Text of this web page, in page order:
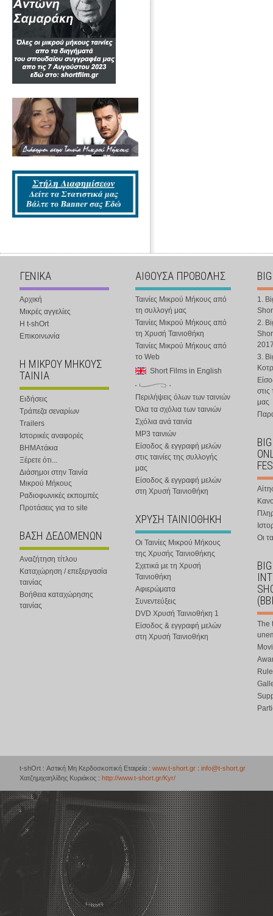
ΓΕΝΙΚΑ
Αρχική
Μικρές αγγελίες
Η t-shOrt
Επικοινωνία
Η ΜΙΚΡΟΥ ΜΗΚΟΥΣ
ΤΑΙΝΙΑ
Ειδήσεις
Τράπεζα σεναρίων
Trailers
Ιστορικές αναφορές
ΒΗΜΑτάκια
Ξέρετε ότι...
Διάσημοι στην Ταινία
Μικρού Μήκους
Ραδιοφωνικές εκπομπές
Προτάσεις για το site
ΒΑΣΗ ΔΕΔΟΜΕΝΩΝ
Αναζήτηση τίτλου
Καταχώρηση / επεξεργασία
ταινίας
Βοήθεια καταχώρησης
ταινίας
ΑΙΘΟΥΣΑ ΠΡΟΒΟΛΗΣ
Ταινίες Μικρού Μήκους από
τη συλλογή μας
Ταινίες Μικρού Μήκους από
τη Χρυσή Ταινιοθήκη
Ταινίες Μικρού Μήκους από
το Web
Short Films in English
Περιλήψεις όλων των ταινιών
Όλα τα σχόλια των ταινιών
Σχόλια ανά ταινία
MP3 ταινιών
Είσοδος & εγγραφή μελών
στις ταινίες της συλλογής
μας
Είσοδος & εγγραφή μελών
στη Χρυσή Ταινιοθήκη
ΧΡΥΣΗ ΤΑΙΝΙΟΘΗΚΗ
Οι Ταινίες Μικρού Μήκους
της Χρυσής Ταινιοθήκης
Σχετικά με τη Χρυσή
Ταινιοθήκη
Αφιερώματα
Συνεντεύξεις
DVD Χρυσή Ταινιοθήκη 1
Είσοδος & εγγραφή μελών
στη Χρυσή Ταινιοθήκη
1.
2.
3.
στις
μας
Οι
The
t-shOrt : Αστική Μη Κερδοσκοπική Εταιρεία : www.t-short.gr : info@t-short.gr
Χατζημιχαηλίδης Κυριάκος : http://www.t-short.gr/Kyr/